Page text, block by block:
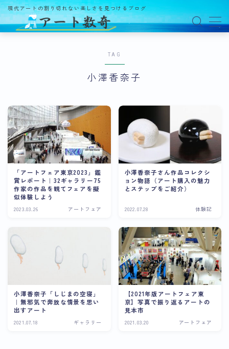
現代アートの割り切れない楽しさを見つけるブログ
ギャラリー
百貨店
美術館・博物館
オルタナティブスペース
アートフェア
アート探究
用語解説
作家・作品紹介
TAG
小澤香奈子
「アートフェア東京2023」鑑
賞レポート｜32ギャラリー75
作家の作品を観てフェアを擬
似体験しよう
2023.03.26 アートフェア
小澤香奈子さん作品コレクシ
ョン物語（アート購入の魅力
とステップをご紹介）
2022.07.28 体験記
小澤香奈子「しじまの空寝」
｜無邪気で奔放な情景を思い
出すアート
2021.07.18 ギャラリー
【2021年版アートフェア東
京】写真で振り返るアートの
見本市
2021.03.20 アートフェア